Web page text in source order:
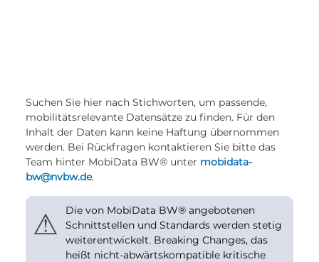
Suchen Sie hier nach Stichworten, um passende,
mobilitätsrelevante Datensätze zu finden. Für den
Inhalt der Daten kann keine Haftung übernommen
werden. Bei Rückfragen kontaktieren Sie bitte das
Team hinter MobiData BW® unter mobidata-
bw@nvbw.de.
⚠
Die von MobiData BW® angebotenen
Schnittstellen und Standards werden stetig
weiterentwickelt. Breaking Changes, das
heißt nicht-abwärtskompatible kritische